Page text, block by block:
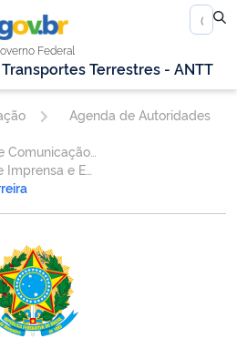
Federal
Terrestres - ANTT
Agenda de Autoridades
Assessoria Especial de Comunicação Social - AESCOM
Coordenação Geral de Imprensa e Eventos Institucionais - CGIEV